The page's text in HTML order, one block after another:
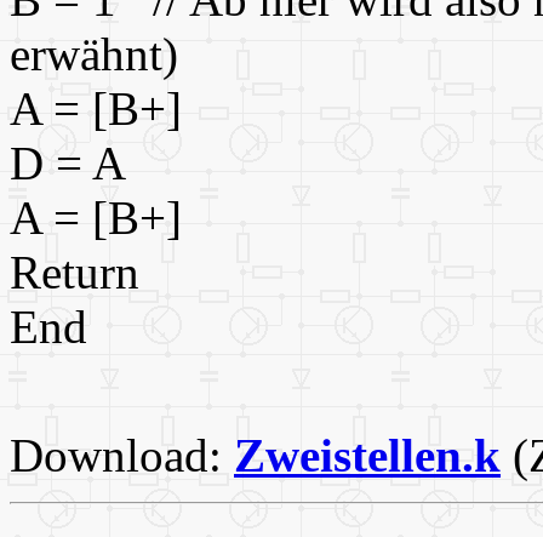
erwähnt)
A = [B+]
D = A
A = [B+]
Return
End
Download: Zweistellen.k